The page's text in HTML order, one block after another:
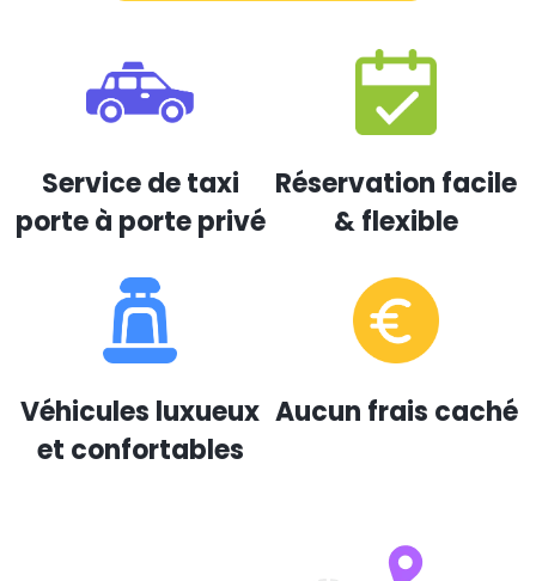
Service de taxi
porte à porte privé
Réservation facile
& flexible
Véhicules luxueux
et confortables
Aucun frais caché